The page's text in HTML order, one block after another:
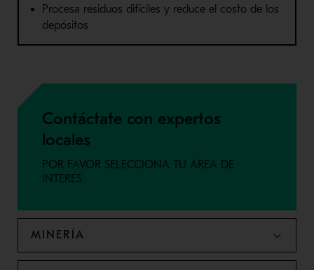
Procesa residuos difíciles y reduce el costo de los
depósitos
Contáctate con expertos
locales
POR FAVOR SELECCIONA TU ÁREA DE
INTERÉS.
MINERÍA